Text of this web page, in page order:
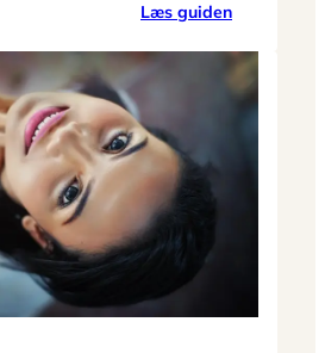
Læs guiden:
på
30
minutter: